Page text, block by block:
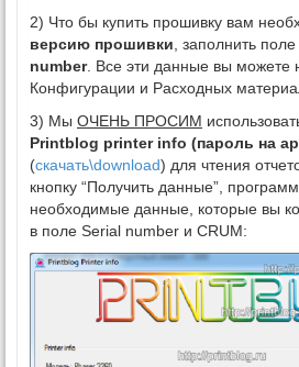
2) Что бы купить прошивку вам
версию прошивки, заполнить поле
number. Все эти данные вы можете
Конфигурации и Расходных
3) Мы ОЧЕНЬ ПРОСИМ
Printblog printer info (пароль на
(скачать\download) для чтения
кнопку “Получить данные”,
необходимые данные, которые вы
в поле Serial number и CRUM: